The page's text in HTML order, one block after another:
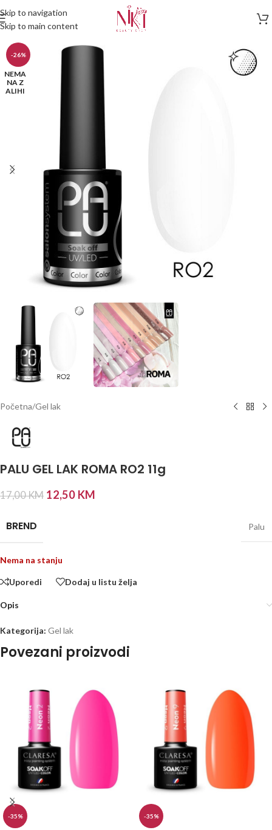
Skip to navigation
Skip to main content
-26%
NEMA
NA Z
ALIHI
Početna/Gel lak
PALU GEL LAK ROMA RO2 11g
17,00KM 12,50 KM
BREND Palu
Nema na stanju
Uporedi Dodaj u listu želja
Opis
Kategorija: Gel lak
Povezani proizvodi
-35% -35%